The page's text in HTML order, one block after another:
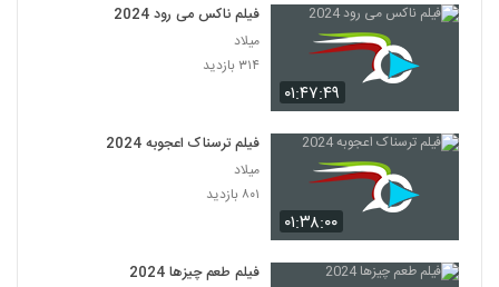
۰۱:۴۷:۴۹
فیلم ناکس می رود 2024
میلاد
۳۱۴ بازدید
۰۱:۳۸:۰۰
فیلم ترسناک اعجوبه 2024
میلاد
۸۰۱ بازدید
فیلم طعم چیزها 2024